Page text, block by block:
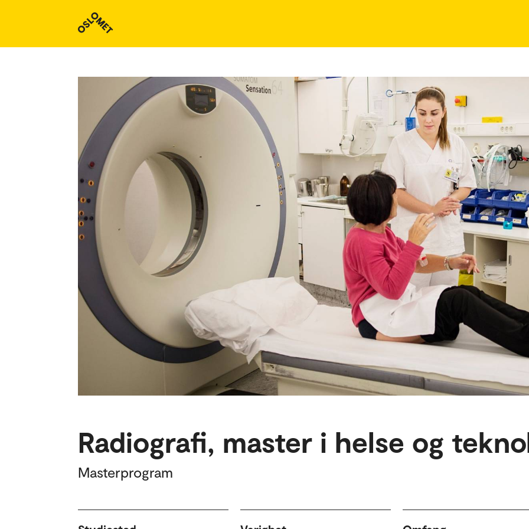
Studieoversikt
Radiografi, master i helse og
Masterprogram